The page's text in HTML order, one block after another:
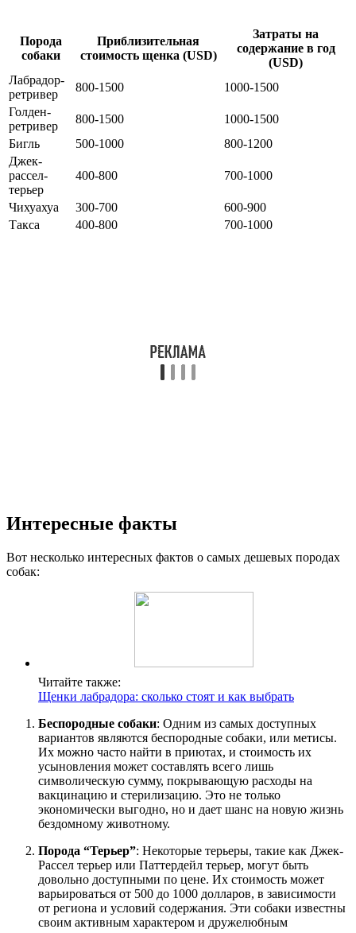
Порода
собаки
Приблизительная
стоимость щенка (USD)
Затраты на
содержание в год
(USD)
Лабрадор-
ретривер
800-1500
1000-1500
Голден-
ретривер
800-1500
1000-1500
Бигль
500-1000
800-1200
Джек-
рассел-
терьер
400-800 700-1000
Чихуахуа 300-700
600-900
Такса
400-800 700-1000
Интересные факты
Вот несколько интересных фактов о самых дешевых породах
собак:
Читайте также:
Щенки лабрадора: сколько стоят и как выбрать
Беспородные собаки: Одним из самых доступных
вариантов являются беспородные собаки, или метисы.
Их можно часто найти в приютах, и стоимость их
усыновления может составлять всего лишь
символическую сумму, покрывающую расходы на
вакцинацию и стерилизацию. Это не только
экономически выгодно, но и дает шанс на новую жизнь
бездомному животному.
Порода “Терьер”: Некоторые терьеры, такие как Джек-
Рассел терьер или Паттердейл терьер, могут быть
довольно доступными по цене. Их стоимость может
варьироваться от 500 до 1000 долларов, в зависимости
от региона и условий содержания. Эти собаки известны
своим активным характером и дружелюбным